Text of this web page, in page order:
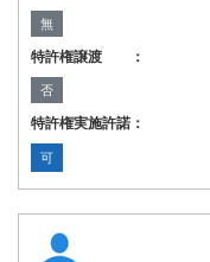
無
特許権譲渡 ：
否
特許権実施許諾：
可